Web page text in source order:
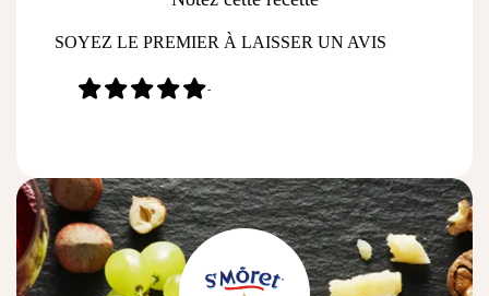
SOYEZ LE PREMIER À LAISSER UN AVIS
-